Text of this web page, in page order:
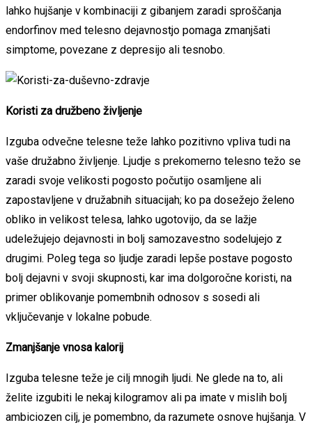
lahko hujšanje v kombinaciji z gibanjem zaradi sproščanja
endorfinov med telesno dejavnostjo pomaga zmanjšati
simptome, povezane z depresijo ali tesnobo.
Koristi za družbeno življenje
Izguba odvečne telesne teže lahko pozitivno vpliva tudi na
vaše družabno življenje. Ljudje s prekomerno telesno težo se
zaradi svoje velikosti pogosto počutijo osamljene ali
zapostavljene v družabnih situacijah; ko pa dosežejo želeno
obliko in velikost telesa, lahko ugotovijo, da se lažje
udeležujejo dejavnosti in bolj samozavestno sodelujejo z
drugimi. Poleg tega so ljudje zaradi lepše postave pogosto
bolj dejavni v svoji skupnosti, kar ima dolgoročne koristi, na
primer oblikovanje pomembnih odnosov s sosedi ali
vključevanje v lokalne pobude.
Zmanjšanje vnosa kalorij
Izguba telesne teže je cilj mnogih ljudi. Ne glede na to, ali
želite izgubiti le nekaj kilogramov ali pa imate v mislih bolj
ambiciozen cilj, je pomembno, da razumete osnove hujšanja. V